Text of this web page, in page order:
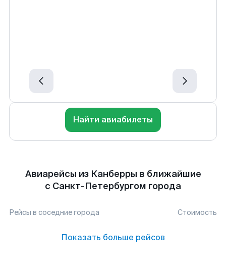
Найти авиабилеты
Авиарейсы из Канберры в ближайшие
с Санкт-Петербургом города
Рейсы в соседние города Стоимость
Показать больше рейсов